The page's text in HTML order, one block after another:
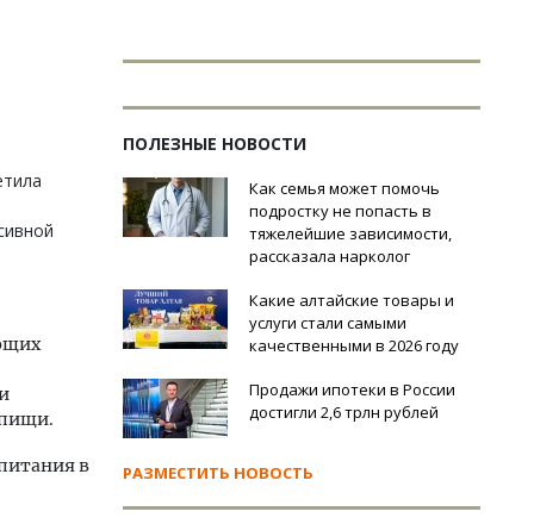
пищи.
в
ПОЛЕЗНЫЕ НОВОСТИ
Как семья может помочь
подростку не попасть в
тяжелейшие зависимости,
рассказала нарколог
Какие алтайские товары и
услуги стали самыми
качественными в 2026 году
Продажи ипотеки в России
достигли 2,6 трлн рублей
РАЗМЕСТИТЬ НОВОСТЬ